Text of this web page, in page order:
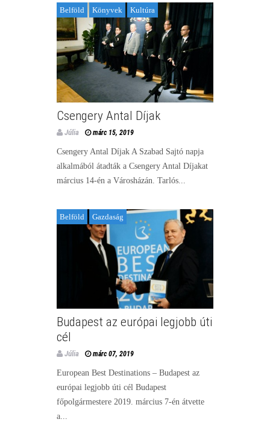
Belföld Könyvek Kultúra
Csengery Antal Díjak
Júlia márc 15, 2019
Csengery Antal Díjak A Szabad Sajtó napja
alkalmából átadták a Csengery Antal Díjakat
március 14-én a Városházán. Tarlós...
Belföld Gazdaság
Budapest az európai legjobb úti
cél
Júlia márc 07, 2019
European Best Destinations – Budapest az
európai legjobb úti cél Budapest
főpolgármestere 2019. március 7-én átvette
a...